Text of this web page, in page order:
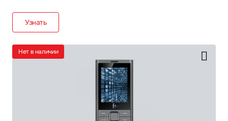
Узнать
Нет в наличии